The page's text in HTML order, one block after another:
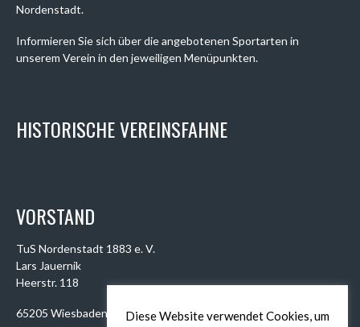
Nordenstadt.
Informieren Sie sich über die angebotenen Sportarten in
unserem Verein in den jeweiligen Menüpunkten.
HISTORISCHE VEREINSFAHNE
VORSTAND
TuS Nordenstadt 1883 e. V.
Lars Jauernik
Heerstr. 118
65205 Wiesbaden Diese Website verwendet Cookies, um